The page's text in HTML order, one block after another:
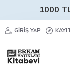
1000
GIRIŞ YAP